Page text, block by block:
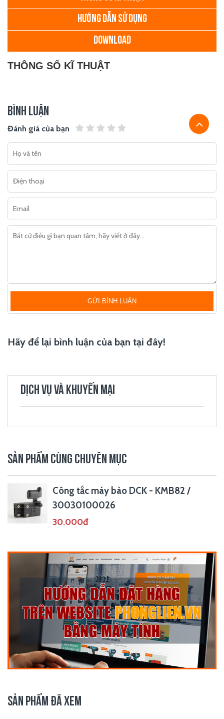
HƯỚNG DẪN SỬ DỤNG
DOWNLOAD
THÔNG SỐ KĨ THUẬT
BÌNH LUẬN
Đánh giá của bạn
GỬI BÌNH LUẬN
Hãy để lại bình luận của bạn tại đây!
DỊCH VỤ VÀ KHUYẾN MẠI
SẢN PHẨM CÙNG CHUYÊN MỤC
Công tắc máy bào DCK - KMB82 /
30030100026
30.000đ
SẢN PHẨM ĐÃ XEM